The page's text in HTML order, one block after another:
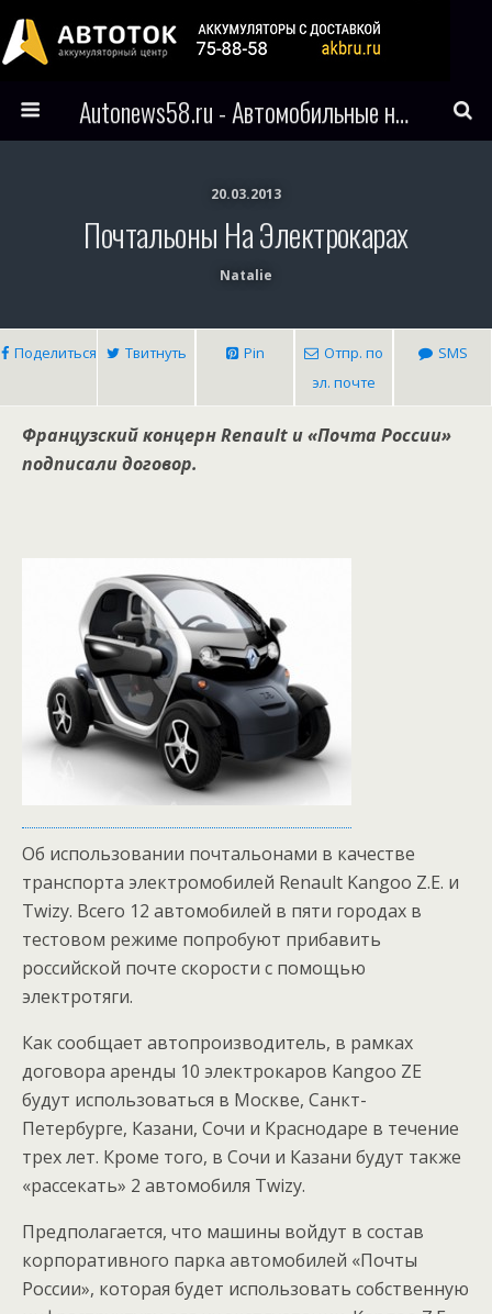
Autonews58.ru - Автомобильные новости Пензы и всего мира
20.03.2013
Почтальоны На Электрокарах
Natalie
Поделиться Твитнуть Pin
Отпр. по
эл. почте
SMS
Французский концерн Renault и «Почта России»
подписали договор.
Об использовании почтальонами в качестве
транспорта электромобилей Renault Kangoo Z.E. и
Twizy. Всего 12 автомобилей в пяти городах в
тестовом режиме попробуют прибавить
российской почте скорости с помощью
электротяги.
Как сообщает автопроизводитель, в рамках
договора аренды 10 электрокаров Kangoo ZE
будут использоваться в Москве, Санкт-
Петербурге, Казани, Сочи и Краснодаре в течение
трех лет. Кроме того, в Сочи и Казани будут также
«рассекать» 2 автомобиля Twizy.
Предполагается, что машины войдут в состав
корпоративного парка автомобилей «Почты
России», которая будет использовать собственную